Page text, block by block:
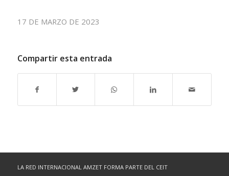
17 DE MARZO DE 2023
Compartir esta entrada
LA RED INTERNACIONAL AMZET FORMA PARTE DEL CEIT